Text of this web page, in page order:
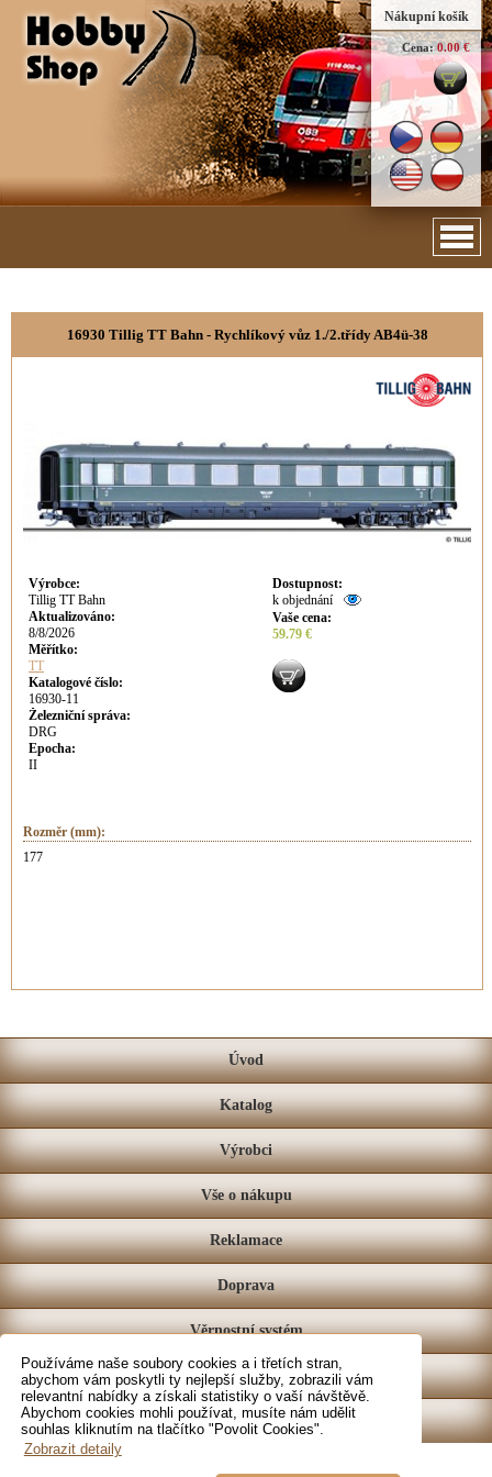
Používáme naše soubory cookies a i třetích stran,
abychom vám poskytli ty nejlepší služby, zobrazili vám
relevantní nabídky a získali statistiky o vaší návštěvě.
Abychom cookies mohli používat, musíte nám udělit
souhlas kliknutím na tlačítko "Povolit Cookies".
Zobrazit detaily
Nákupní košík
Cena: 0.00 €
16930 Tillig TT Bahn - Rychlíkový vůz 1./2.třídy AB4ü-38
Výrobce:
Tillig TT Bahn
Aktualizováno:
8/8/2026
Měřítko:
TT
Katalogové číslo:
16930-11
Železniční správa:
DRG
Epocha:
II
Dostupnost:
k objednání
Vaše cena:
59.79 €
Rozměr (mm):
177
Úvod
Katalog
Výrobci
Vše o nákupu
Reklamace
Doprava
Věrnostní systém
Prodejna
Kontakt